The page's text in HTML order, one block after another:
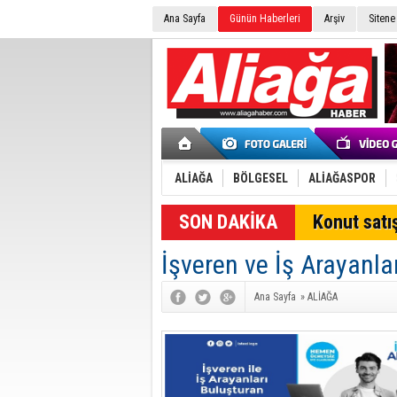
Ana Sayfa Günün Haberleri Arşiv
ALİAĞA BÖLGESEL ALİAĞASPOR
SON DAKİKA Konut
İşveren ve İş
Ana Sayfa » ALİAĞA